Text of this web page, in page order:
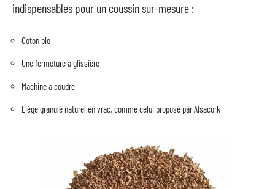
indispensables pour un coussin sur-mesure :
Coton bio
Une fermeture à glissière
Machine à coudre
Liège granulé naturel en vrac, comme celui proposé par Alsacork